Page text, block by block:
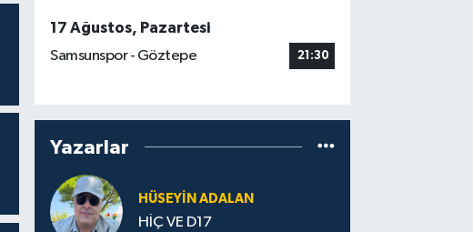
17 Ağustos, Pazartesi
Samsunspor - Göztepe
21:30
Yazarlar
HÜSEYIN ADALAN
HİÇ VE D17